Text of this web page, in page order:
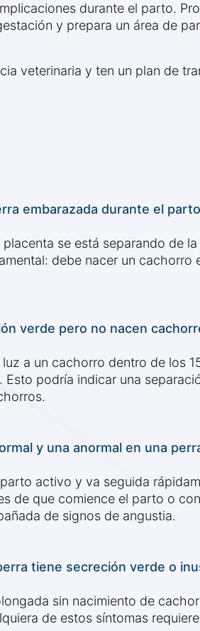
durante el parto.
y prepara un área de
veterinaria y ten un plan de
embarazada durante el
se está separando de
debe nacer un cachorro
verde pero no nacen
a un cachorro dentro de los
podría indicar una
y una anormal en una
activo y va seguida
de que comience el parto o
de signos de angustia.
tiene secreción verde o
sin nacimiento de
de estos síntomas